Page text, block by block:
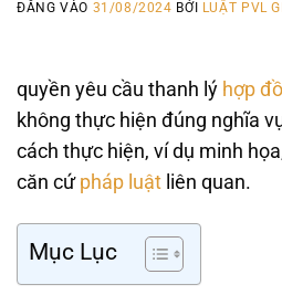
ĐĂNG VÀO 31/08/2024 BỞI LUẬT PVL
quyền yêu cầu thanh lý hợp
không thực hiện đúng nghĩa
cách thực hiện, ví dụ minh
căn cứ pháp luật liên quan.
Mục Lục